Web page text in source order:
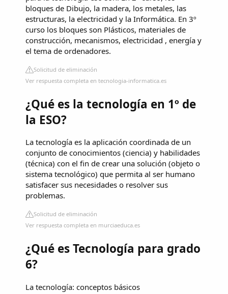
bloques de Dibujo, la madera, los metales, las
estructuras, la electricidad y la Informática. En 3º
curso los bloques son Plásticos, materiales de
construcción, mecanismos, electricidad , energía y
el tema de ordenadores.
Solicitud de eliminación
Ver respuesta completa en tecnologia-informatica.es
¿Qué es la tecnología en 1º de
la ESO?
La tecnología es la aplicación coordinada de un
conjunto de conocimientos (ciencia) y habilidades
(técnica) con el fin de crear una solución (objeto o
sistema tecnológico) que permita al ser humano
satisfacer sus necesidades o resolver sus
problemas.
Solicitud de eliminación
Ver respuesta completa en murciaeduca.es
¿Qué es Tecnología para grado
6?
La tecnología: conceptos básicos